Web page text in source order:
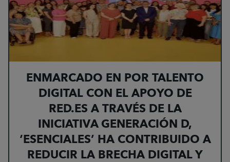
ENMARCADO EN POR TALENTO
DIGITAL CON EL APOYO DE
RED.ES A TRAVÉS DE LA
INICIATIVA GENERACIÓN D,
‘ESENCIALES’ HA CONTRIBUIDO A
REDUCIR LA BRECHA DIGITAL Y